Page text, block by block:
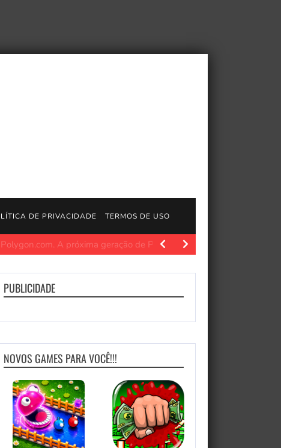
DE PRIVACIDADE TERMOS DE USO
Polygon.com. O querido personagem dos X-Men, Jubilee,
PUBLICIDADE
NOVOS GAMES PARA VOCÊ!!!